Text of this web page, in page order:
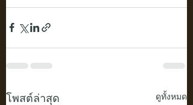
โพสต์ล่าสุด ดูทั้งหมด